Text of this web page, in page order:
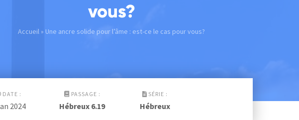
vous?
Accueil » Une ancre solide pour l’âme : est-ce le cas pour vous?
DATE :
2024
PASSAGE :
Hébreux 6.19
SÉRIE :
Hébreux